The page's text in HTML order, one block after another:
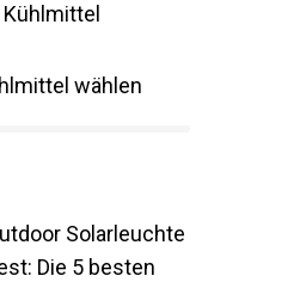
wählen
Solarleuchte
Die 5 besten